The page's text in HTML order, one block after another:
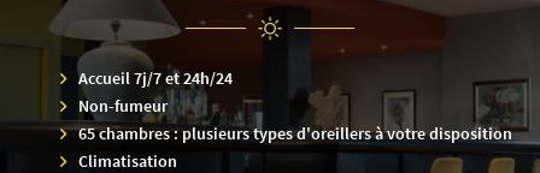
Accueil 7j/7 et 24h/24
Non-fumeur
65 chambres : plusieurs types d'oreillers à votre disposition
Climatisation